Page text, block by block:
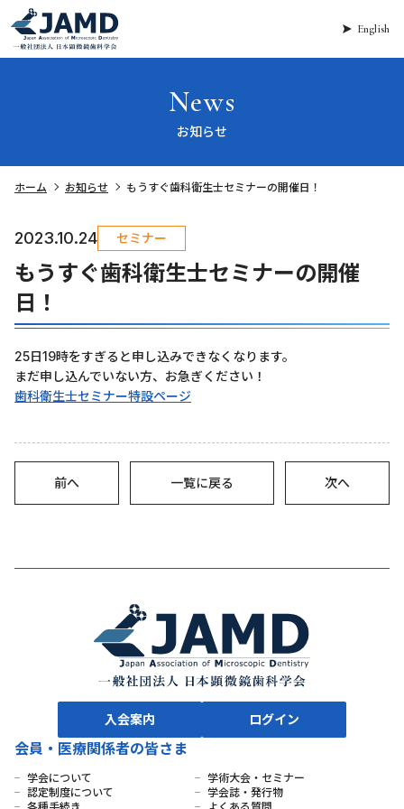
English
News
お知らせ
ホーム お知らせ もうすぐ歯科衛生士セミナーの開催日！
2023.10.24 セミナー
もうすぐ歯科衛生士セミナーの開催
日！
25日19時をすぎると申し込みできなくなります。
まだ申し込んでいない方、お急ぎください！
歯科衛生士セミナー特設ページ
前へ 一覧に戻る 次へ
入会案内 ログイン
会員・医療関係者の皆さま
学会について
学術大会・セミナー
認定制度について
学会誌・発行物